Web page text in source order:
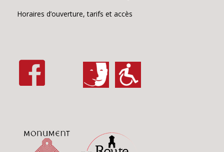
Horaires d’ouverture, tarifs et accès